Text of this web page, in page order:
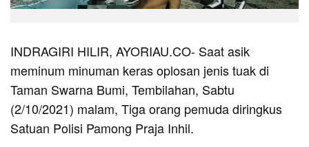
INDRAGIRI HILIR, AYORIAU.CO- Saat asik
meminum minuman keras oplosan jenis tuak di
Taman Swarna Bumi, Tembilahan, Sabtu
(2/10/2021) malam, Tiga orang pemuda diringkus
Satuan Polisi Pamong Praja Inhil.